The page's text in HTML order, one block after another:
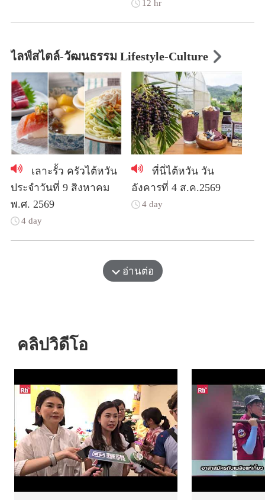
12 hr
ไลฟ์สไตล์-วัฒนธรรม Lifestyle-Culture
เลาะรั้ว ครัวไต้หวัน
ประจำวันที่ 9 สิงหาคม
พ.ศ. 2569
4 day
ที่นี่ไต้หวัน วัน
อังคารที่ 4 ส.ค.2569
4 day
อ่านต่อ
คลิปวิดีโอ